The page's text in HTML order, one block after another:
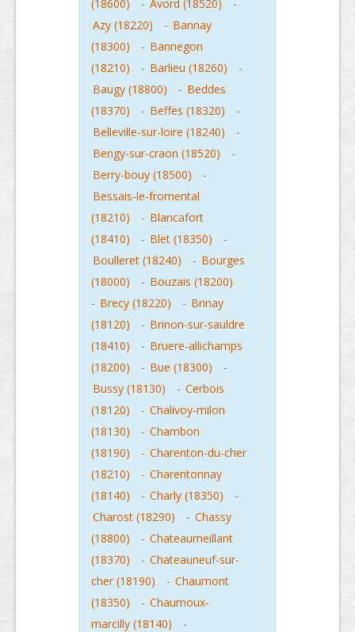
(18600)
- Avord (18520)
-
Azy (18220)
- Bannay
(18300)
- Bannegon
(18210)
- Barlieu (18260)
-
Baugy (18800)
- Beddes
(18370)
- Beffes (18320)
-
Belleville-sur-loire (18240)
-
Bengy-sur-craon (18520)
-
Berry-bouy (18500)
-
Bessais-le-fromental
(18210)
- Blancafort
(18410)
- Blet (18350)
-
Boulleret (18240)
- Bourges
(18000)
- Bouzais (18200)
- Brecy (18220) - Brinay
(18120)
- Brinon-sur-sauldre
(18410)
- Bruere-allichamps
(18200)
- Bue (18300)
-
Bussy (18130)
- Cerbois
(18120)
- Chalivoy-milon
(18130)
- Chambon
(18190)
- Charenton-du-cher
(18210)
- Charentonnay
(18140)
- Charly (18350)
-
Charost (18290)
- Chassy
(18800)
- Chateaumeillant
(18370)
- Chateauneuf-sur-
cher (18190)
- Chaumont
(18350)
- Chaumoux-
marcilly (18140)
-